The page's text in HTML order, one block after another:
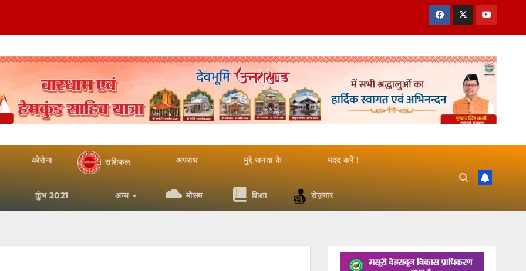
कोरोना राशिफल अपराध मुद्दे जनता के मदद करें !
कुंभ 2021 अन्य मौसम शिक्षा रोज़गार